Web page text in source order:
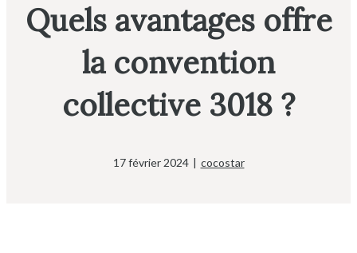
Quels avantages offre
la convention
collective 3018 ?
17 février 2024 cocostar